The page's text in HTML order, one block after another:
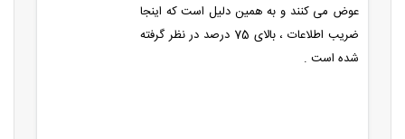
عوض می کنند و به همین دلیل است که اینجا
ضریب اطلاعات ، بالای 75 درصد در نظر گرفته
شده است .